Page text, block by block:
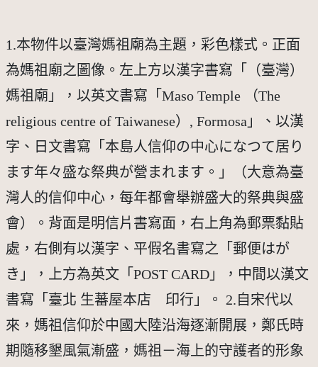
1.本物件以臺灣媽祖廟為主題，彩色樣式。正面
為媽祖廟之圖像。左上方以漢字書寫「（臺灣）
媽祖廟」，以英文書寫「Maso Temple （The
religious centre of Taiwanese）, Formosa」、以漢
字、日文書寫「本島人信仰の中心になつて居り
ます年々盛な祭典が營まれます。」（大意為臺
灣人的信仰中心，每年都會舉辦盛大的祭典與盛
會）。背面是明信片書寫面，右上角為郵票黏貼
處，右側有以漢字、平假名書寫之「郵便はが
き」，上方為英文「POST CARD」，中間以漢文
書寫「臺北 生蕃屋本店 印行」。 2.自宋代以
來，媽祖信仰於中國大陸沿海逐漸開展，鄭氏時
期隨移墾風氣漸盛，媽祖－海上的守護者的形象